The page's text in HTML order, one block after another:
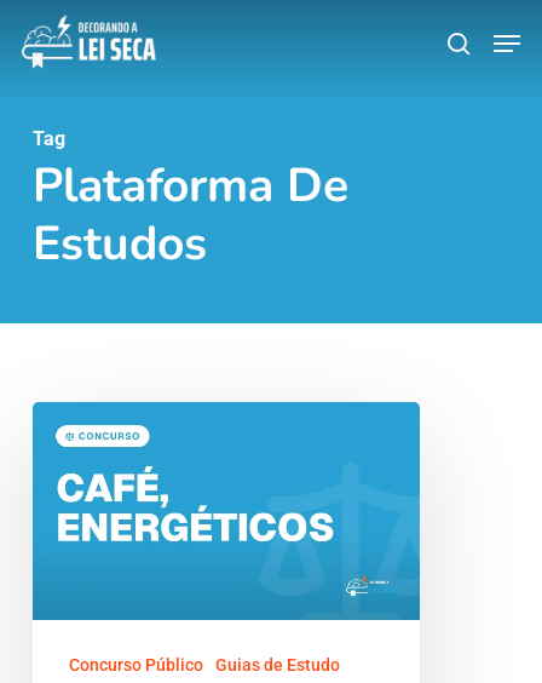
content
search
Tag
Plataforma De
Estudos
Café,
Suplementos
Estudos
Concurso Público Guias de Estudo